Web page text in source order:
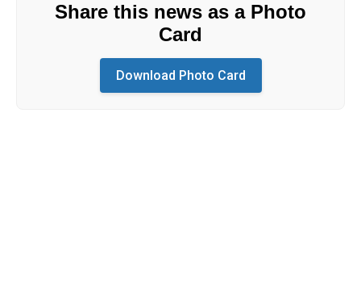
Share this news as a Photo
Card
Download Photo Card